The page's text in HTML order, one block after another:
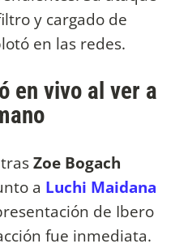
y cargado de
en las redes.
en vivo al ver a
Zoe Bogach
a Luchi Maidana
de Ibero
fue inmediata.